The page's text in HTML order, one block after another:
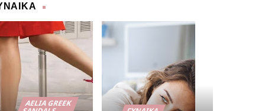
AELIA GREEK